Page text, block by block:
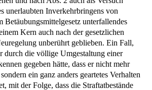
unerlaubten Inverkehrbringens von
Betäubungsmittelgesetz unterfallendes
Kern auch nach der gesetzlichen
unberührt geblieben. Ein Fall,
durch die völlige Umgestaltung einer
gegeben hätte, dass er nicht mehr
ein ganz anders geartetes Verhalten
mit der Folge, dass die Straftatbestände